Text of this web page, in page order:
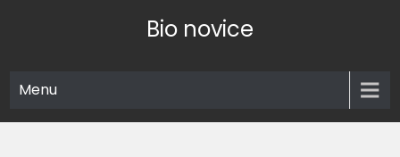
Bio novice
Menu